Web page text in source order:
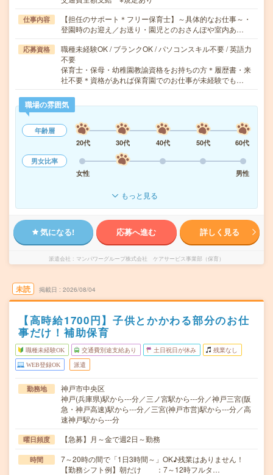
仕事内容
【担任のサポート＊フリー保育士】～具体的なお仕事～・
登園時のお迎え／お送り・園児とのおさんぽや室内あ…
応募資格
職種未経験OK / ブランクOK / パソコンスキル不要 / 英語力
不要
保育士・保母・幼稚園教諭資格をお持ちの方＊履歴書・来
社不要＊資格があれば保育園でのお仕事が未経験でも…
職場の雰囲気
年齢層
20代
30代 40代 50代
60代
男女比率
女性
男性
もっと見る
気になる! 応募へ進む 詳しく見る
派遣会社 マンパワーグループ株式会社 ケアサービス事業部（保育）
未読 掲載日 2026/08/04
【高時給1700円】子供とかかわる部分のお仕
事だけ！補助保育
職種未経験OK 交通費別途支給あり 土日祝日が休み 残業なし
WEB登録OK 派遣
勤務地
神戸市中央区
神戸(兵庫県)駅から---分／三ノ宮駅から---分／神戸三宮(阪
急・神戸高速)駅から---分／三宮(神戸市営)駅から---分／高
速神戸駅から---分
曜日頻度 【急募】月～金で週2日～勤務
時間
7～20時の間で「1日3時間～」OK♪残業はありません！
【勤務シフト例】朝だけ ：7～12時フルタ…